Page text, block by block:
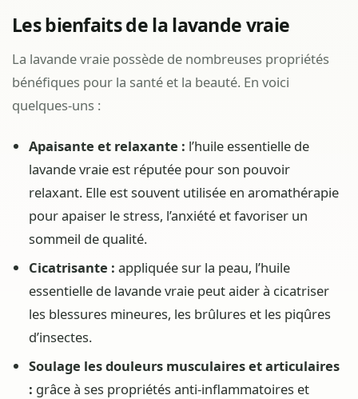
Les bienfaits de la lavande vraie
La lavande vraie possède de nombreuses propriétés
bénéfiques pour la santé et la beauté. En voici
quelques-uns :
Apaisante et relaxante : l’huile essentielle de
lavande vraie est réputée pour son pouvoir
relaxant. Elle est souvent utilisée en aromathérapie
pour apaiser le stress, l’anxiété et favoriser un
sommeil de qualité.
Cicatrisante : appliquée sur la peau, l’huile
essentielle de lavande vraie peut aider à cicatriser
les blessures mineures, les brûlures et les piqûres
d’insectes.
Soulage les douleurs musculaires et articulaires
: grâce à ses propriétés anti-inflammatoires et